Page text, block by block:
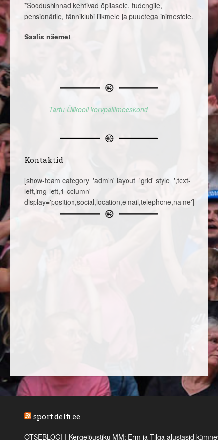
*Soodushinnad kehtivad õpilasele, tudengile,
pensionärile, fänniklubi liikmele ja puuetega inimestele.
Saalis näeme!
Tartu Ülikooli korvpallimeeskond
Kontaktid
[show-team category='admin' layout='grid' style=',text-
left,img-left,1-column'
display='position,social,location,email,telephone,name']
sport.delfi.ee
OTSEBLOGI | Kergejõustiku MM: Erm ja Tilga alustasid